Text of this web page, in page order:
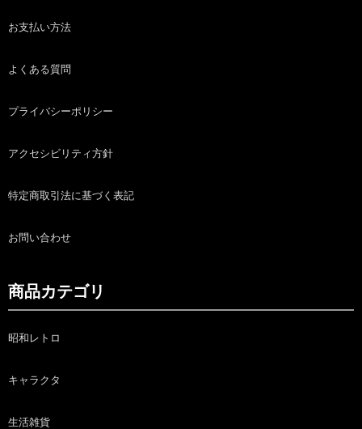
お支払い方法
よくある質問
プライバシーポリシー
アクセシビリティ方針
特定商取引法に基づく表記
お問い合わせ
商品カテゴリ
昭和レトロ
キャラクタ
生活雑貨